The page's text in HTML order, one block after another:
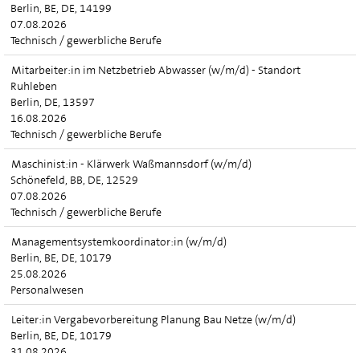
Berlin, BE, DE, 14199
07.08.2026
Technisch / gewerbliche Berufe
Mitarbeiter:in im Netzbetrieb Abwasser (w/m/d) - Standort
Ruhleben
Berlin, DE, 13597
16.08.2026
Technisch / gewerbliche Berufe
Maschinist:in - Klärwerk Waßmannsdorf (w/m/d)
Schönefeld, BB, DE, 12529
07.08.2026
Technisch / gewerbliche Berufe
Managementsystemkoordinator:in (w/m/d)
Berlin, BE, DE, 10179
25.08.2026
Personalwesen
Leiter:in Vergabevorbereitung Planung Bau Netze (w/m/d)
Berlin, BE, DE, 10179